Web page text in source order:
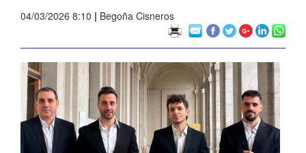
04/03/2026 8:10 | Begoña Cisneros